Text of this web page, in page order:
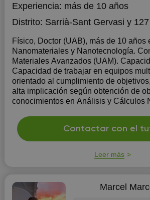
Experiencia: más de 10 años
Distrito: Sarrià-Sant Gervasi y
Físico, Doctor (UAB), más de 10 años
Nanomateriales y Nanotecnología.
Materiales Avanzados (UAM).
Capacidad de trabajar en equipos
orientado al cumplimiento de
alta implicación según obtención de
conocimientos en Análisis y Cálculos
Contactar con el
Leer más
Marcel